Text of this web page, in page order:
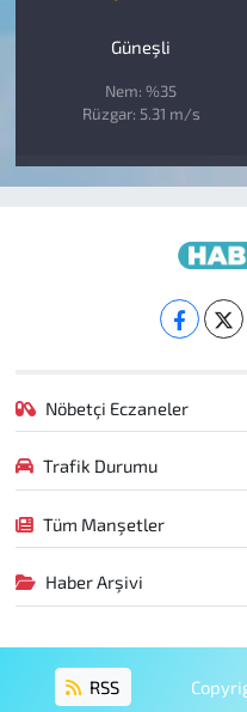
Güneşli
Nem: %35
Rüzgar: 5.31 m/s
Nöbetçi Eczaneler
Trafik Durumu
Tüm Manşetler
Haber Arşivi
RSS